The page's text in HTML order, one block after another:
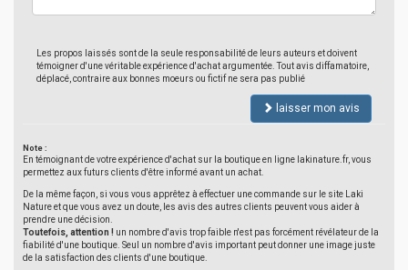
Les propos laissés sont de la seule responsabilité de leurs auteurs et doivent
témoigner d'une véritable expérience d'achat argumentée. Tout avis diffamatoire,
déplacé, contraire aux bonnes moeurs ou fictif ne sera pas publié
laisser mon avis
Note :
En témoignant de votre expérience d'achat sur la boutique en ligne lakinature.fr, vous
permettez aux futurs clients d'être informé avant un achat.
De la même façon, si vous vous apprêtez à effectuer une commande sur le site Laki
Nature et que vous avez un doute, les avis des autres clients peuvent vous aider à
prendre une décision.
Toutefois, attention ! un nombre d'avis trop faible n'est pas forcément révélateur de la
fiabilité d'une boutique. Seul un nombre d'avis important peut donner une image juste
de la satisfaction des clients d'une boutique.